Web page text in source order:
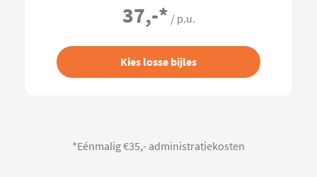
37,-* / p.u.
Kies losse bijles
*Eénmalig €35,- administratiekosten